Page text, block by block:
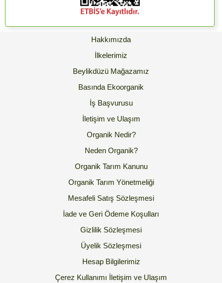
Hakkımızda
İlkelerimiz
Beylikdüzü Mağazamız
Basında Ekoorganik
İş Başvurusu
İletişim ve Ulaşım
Organik Nedir?
Neden Organik?
Organik Tarım Kanunu
Organik Tarım Yönetmeliği
Mesafeli Satış Sözleşmesi
İade ve Geri Ödeme Koşulları
Gizlilik Sözleşmesi
Üyelik Sözleşmesi
Hesap Bilgilerimiz
Çerez Kullanımı İletişim ve Ulaşım